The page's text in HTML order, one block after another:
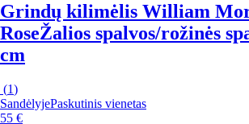
Grindų kilimėlis William
RoseŽalios spalvos/rožinės
cm
(1)
SandėlyjePaskutinis vienetas
55 €